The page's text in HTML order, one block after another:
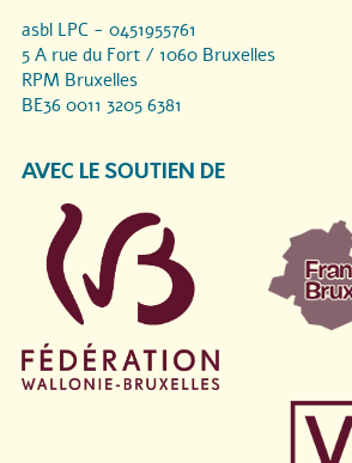
asbl LPC - 0451955761
5 A rue du Fort / 1060 Bruxelles
RPM Bruxelles
BE36 0011 3205 6381
AVEC LE SOUTIEN DE